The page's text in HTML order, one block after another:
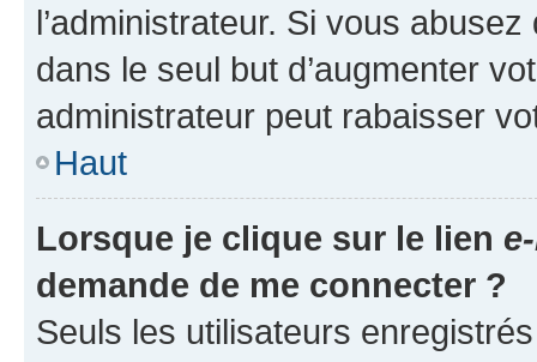
l’administrateur. Si vous
dans le seul but d’augmenter
administrateur peut rabaisser
Haut
Lorsque je clique sur le lien
demande de me connecter ?
Seuls les utilisateurs